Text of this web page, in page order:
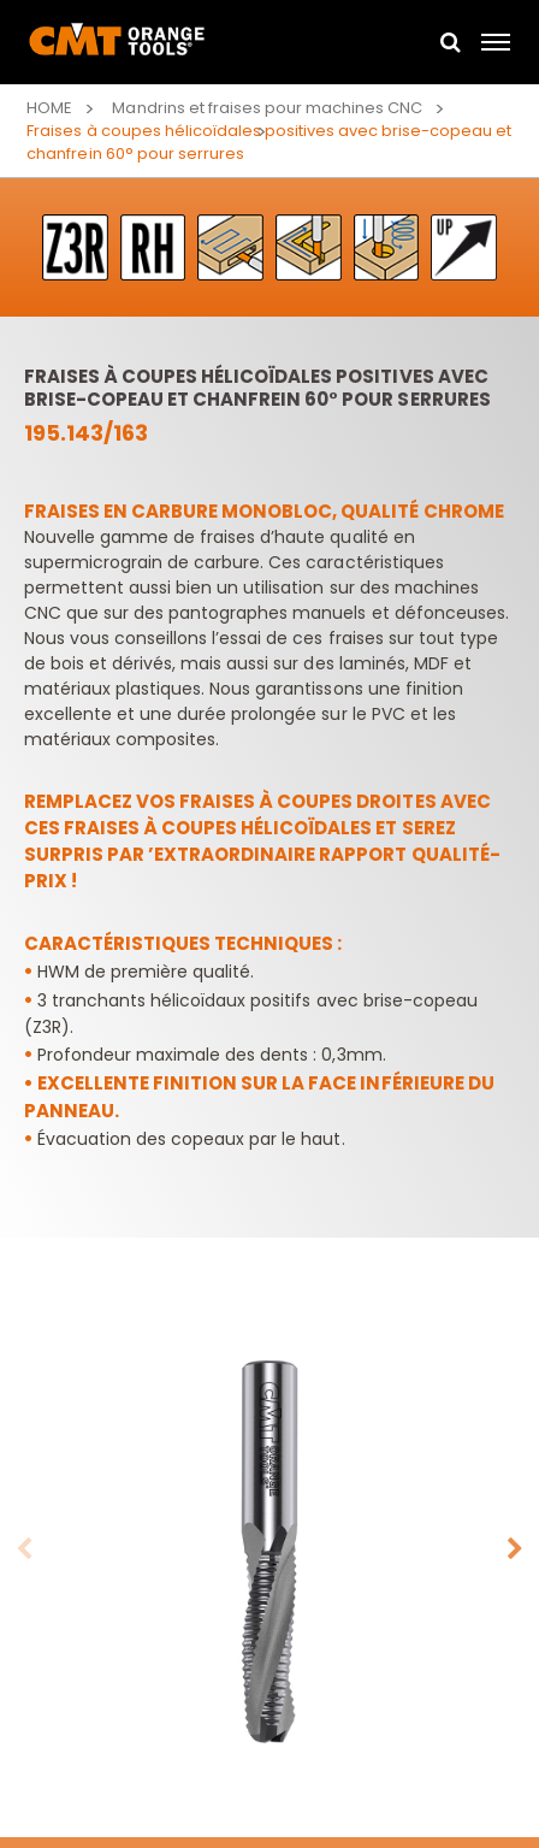
HOME
Mandrins et fraises pour machines CNC
Fraises à coupes hélicoïdales positives avec brise-copeau et
chanfrein 60° pour serrures
FRAISES À COUPES HÉLICOÏDALES POSITIVES AVEC
BRISE-COPEAU ET CHANFREIN 60° POUR SERRURES
195.143/163
FRAISES EN CARBURE MONOBLOC, QUALITÉ CHROME
Nouvelle gamme de fraises d’haute qualité en
supermicrograin de carbure. Ces caractéristiques
permettent aussi bien un utilisation sur des machines
CNC que sur des pantographes manuels et défonceuses.
Nous vous conseillons l’essai de ces fraises sur tout type
de bois et dérivés, mais aussi sur des laminés, MDF et
matériaux plastiques. Nous garantissons une finition
excellente et une durée prolongée sur le PVC et les
matériaux composites.
REMPLACEZ VOS FRAISES À COUPES DROITES AVEC
CES FRAISES À COUPES HÉLICOÏDALES ET SEREZ
SURPRIS PAR ’EXTRAORDINAIRE RAPPORT QUALITÉ-
PRIX !
CARACTÉRISTIQUES TECHNIQUES :
•HWM de première qualité.
•3 tranchants hélicoïdaux positifs avec brise-copeau
(Z3R).
•Profondeur maximale des dents : 0,3mm.
• EXCELLENTE FINITION SUR LA FACE INFÉRIEURE DU
PANNEAU.
•Évacuation des copeaux par le haut.